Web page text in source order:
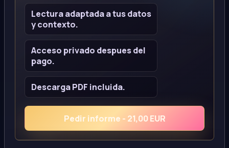
Lectura adaptada a tus datos
y contexto.
Acceso privado despues del
pago.
Descarga PDF incluida.
Pedir informe - 21,00 EUR